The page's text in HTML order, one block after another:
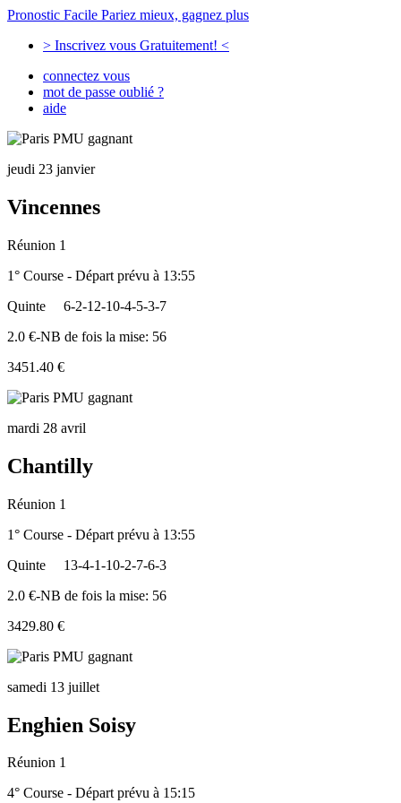
Pronostic Facile Pariez mieux, gagnez plus
> Inscrivez vous Gratuitement! <
connectez vous
mot de passe oublié ?
aide
jeudi 23 janvier
Vincennes
Réunion 1
1° Course - Départ prévu à 13:55
Quinte
6-2-12-10-4-5-3-7
2.0 €-NB de fois la mise: 56
3451.40 €
mardi 28 avril
Chantilly
Réunion 1
1° Course - Départ prévu à 13:55
Quinte
13-4-1-10-2-7-6-3
2.0 €-NB de fois la mise: 56
3429.80 €
samedi 13 juillet
Enghien Soisy
Réunion 1
4° Course - Départ prévu à 15:15